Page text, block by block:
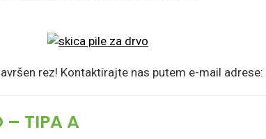
rez! Kontaktirajte nas putem e-mail adrese:
– TIPA A